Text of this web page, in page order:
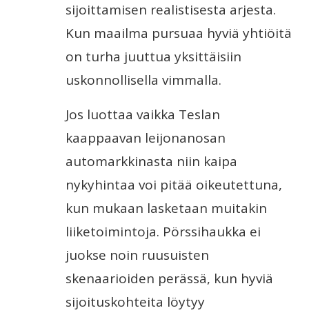
sijoittamisen realistisesta arjesta.
Kun maailma pursuaa hyviä yhtiöitä
on turha juuttua yksittäisiin
uskonnollisella vimmalla.
Jos luottaa vaikka Teslan
kaappaavan leijonanosan
automarkkinasta niin kaipa
nykyhintaa voi pitää oikeutettuna,
kun mukaan lasketaan muitakin
liiketoimintoja. Pörssihaukka ei
juokse noin ruusuisten
skenaarioiden perässä, kun hyviä
sijoituskohteita löytyy